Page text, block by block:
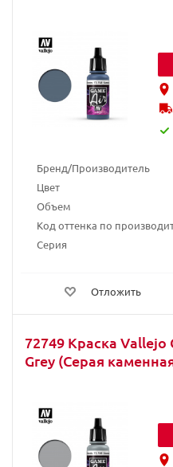
Бренд/Производитель
Цвет
Объем
Код оттенка по
Серия
Отложить
72749 Краска Vallejo
Grey (Серая